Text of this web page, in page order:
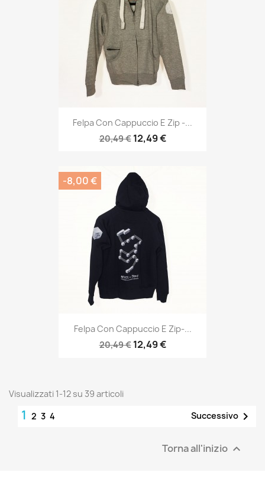
Felpa Con Cappuccio E Zip -...
20,49 € 12,49 €
Felpa Con Cappuccio E Zip-...
20,49 € 12,49 €
-8,00 €
Visualizzati 1-12 su 39 articoli
1 2 3 4 Successivo 
Torna all'inizio 